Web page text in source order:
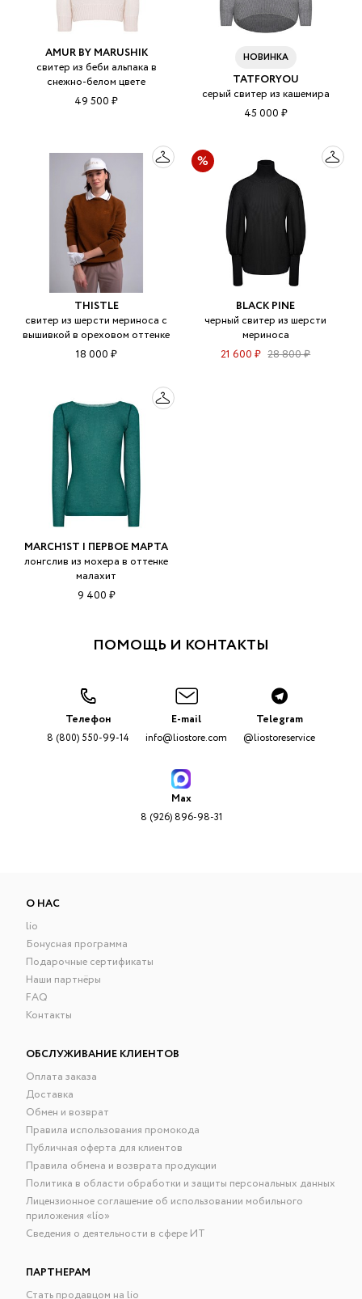
AMUR BY MARUSHIK
свитер из беби альпака в
снежно-белом цвете
49 500 ₽
НОВИНКА
TATFORYOU
серый свитер из кашемира
45 000 ₽
THISTLE
свитер из шерсти мериноса c
вышивкой в ореховом оттенке
18 000 ₽
BLACK PINE
черный свитер из шерсти
мериноса
21 600 ₽ 28 800 ₽
MARCH1ST | ПЕРВОЕ МАРТА
лонгслив из мохера в оттенке
малахит
9 400 ₽
ПОМОЩЬ И КОНТАКТЫ
Телефон
8 (800) 550-99-14
E-mail
info@liostore.com
Telegram
@liostoreservice
Max
8 (926) 896-98-31
О НАС
lio
Бонусная программа
Подарочные сертификаты
Наши партнёры
FAQ
Контакты
ОБСЛУЖИВАНИЕ КЛИЕНТОВ
Оплата заказа
Доставка
Обмен и возврат
Правила использования промокода
Публичная оферта для клиентов
Правила обмена и возврата продукции
Политика в области обработки и защиты персональных данных
Лицензионное соглашение об использовании мобильного
приложения «lío»
Сведения о деятельности в сфере ИТ
ПАРТНЕРАМ
Стать продавцом на lio